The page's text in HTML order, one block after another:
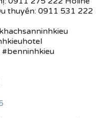
thuyền: 0911 531 222